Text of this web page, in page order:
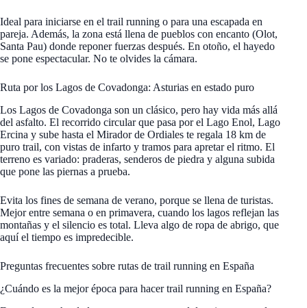
Ideal para iniciarse en el trail running o para una escapada en
pareja. Además, la zona está llena de pueblos con encanto (Olot,
Santa Pau) donde reponer fuerzas después. En otoño, el hayedo
se pone espectacular. No te olvides la cámara.
Ruta por los Lagos de Covadonga: Asturias en estado puro
Los Lagos de Covadonga son un clásico, pero hay vida más allá
del asfalto. El recorrido circular que pasa por el Lago Enol, Lago
Ercina y sube hasta el Mirador de Ordiales te regala 18 km de
puro trail, con vistas de infarto y tramos para apretar el ritmo. El
terreno es variado: praderas, senderos de piedra y alguna subida
que pone las piernas a prueba.
Evita los fines de semana de verano, porque se llena de turistas.
Mejor entre semana o en primavera, cuando los lagos reflejan las
montañas y el silencio es total. Lleva algo de ropa de abrigo, que
aquí el tiempo es impredecible.
Preguntas frecuentes sobre rutas de trail running en España
¿Cuándo es la mejor época para hacer trail running en España?